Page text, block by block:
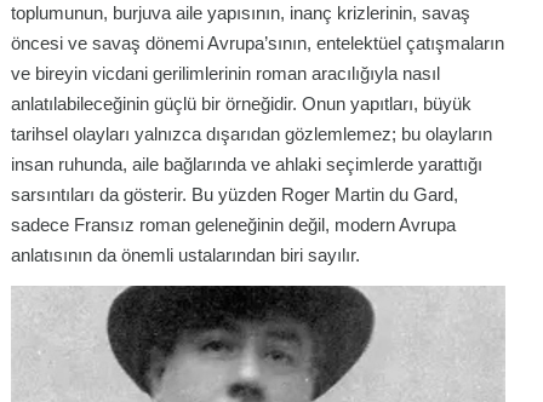
toplumunun, burjuva aile yapısının, inanç krizlerinin, savaş
öncesi ve savaş dönemi Avrupa’sının, entelektüel çatışmaların
ve bireyin vicdani gerilimlerinin roman aracılığıyla nasıl
anlatılabileceğinin güçlü bir örneğidir. Onun yapıtları, büyük
tarihsel olayları yalnızca dışarıdan gözlemlemez; bu olayların
insan ruhunda, aile bağlarında ve ahlaki seçimlerde yarattığı
sarsıntıları da gösterir. Bu yüzden Roger Martin du Gard,
sadece Fransız roman geleneğinin değil, modern Avrupa
anlatısının da önemli ustalarından biri sayılır.